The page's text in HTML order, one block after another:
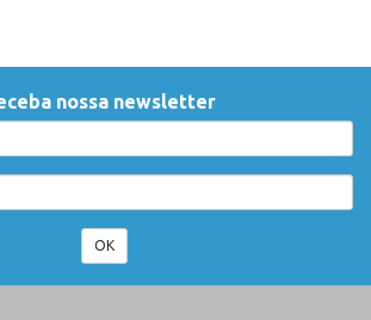
nossa newsletter
OK